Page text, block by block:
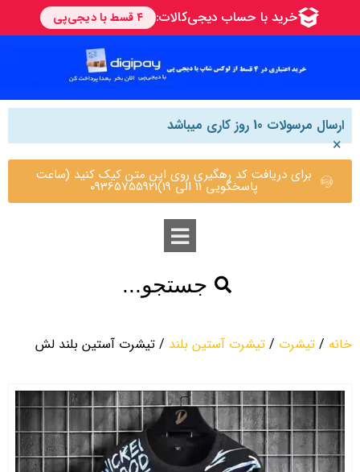
ارسال مرسولات 10 روز کاری میباشد
×
برای دریافت کد رهگیری روی این متن کیک کنید (ساعت
پاسخگویی 11 الی 19)09365755921
جستجو...
خانه / تیشرت / تیشرت آستین بلند / تیشرت آستین بلند لش